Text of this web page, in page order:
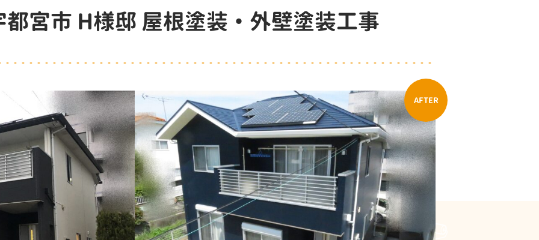
宮市 H様邸 屋根塗装・外壁塗装工事